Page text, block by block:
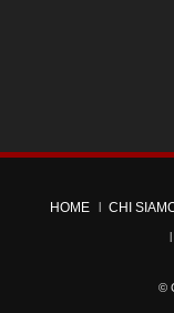
HOME CHI
©